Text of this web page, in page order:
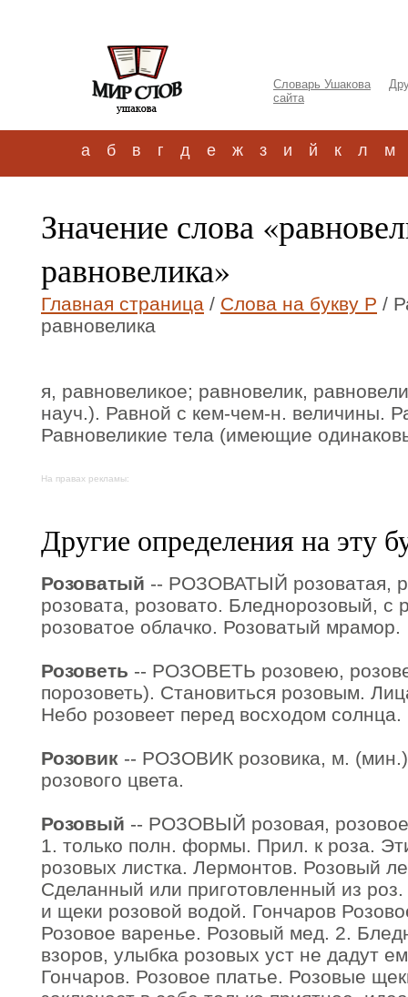
Словарь Ушакова
сайта
а б в г д е ж з и й к л м
Значение слова
равновелика»
Главная страница / Слова на букву Р /
равновелика
я, равновеликое; равновелик,
науч.). Равной с кем-чем-н. величины.
Равновеликие тела (имеющие
На правах рекламы:
Другие определения на эту
Розоватый -- РОЗОВАТЫЙ розоватая,
розовата, розовато. Бледнорозовый, с
розоватое облачко. Розоватый мрамор.
Розоветь -- РОЗОВЕТЬ розовею,
порозоветь). Становиться розовым.
Небо розовеет перед восходом солнца.
Розовик -- РОЗОВИК розовика, м.
розового цвета.
Розовый -- РОЗОВЫЙ розовая,
1. только полн. формы. Прил. к роза.
розовых листка. Лермонтов. Розовый
Сделанный или приготовленный из роз.
и щеки розовой водой. Гончаров
Розовое варенье. Розовый мед. 2.
взоров, улыбка розовых уст не дадут
Гончаров. Розовое платье. Розовые